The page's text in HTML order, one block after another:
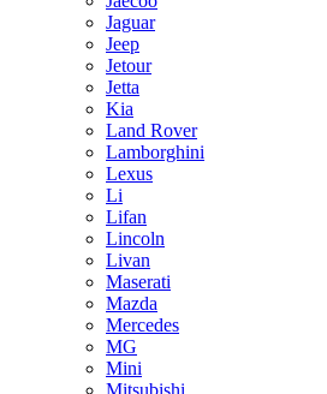
Jaguar
Jeep
Jetour
Jetta
Kia
Land Rover
Lamborghini
Lexus
Li
Lifan
Lincoln
Livan
Maserati
Mazda
Mercedes
MG
Mini
Mitsubishi